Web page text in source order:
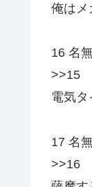
俺はメ
16 名
>>15
電気タ
17 名
>>16